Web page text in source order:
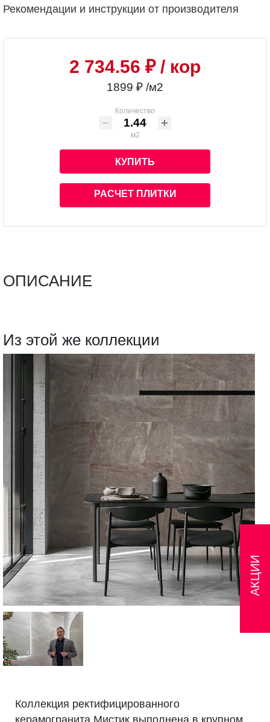
Рекомендации и инструкции от производителя
2 734.56 ₽/ кор
1899 ₽ /м2
Количество
м2
КУПИТЬ
РАСЧЕТ ПЛИТКИ
ОПИСАНИЕ
Из этой же коллекции
Коллекция ректифицированного
керамогранита Мистик выполнена в крупном
АКЦИИ